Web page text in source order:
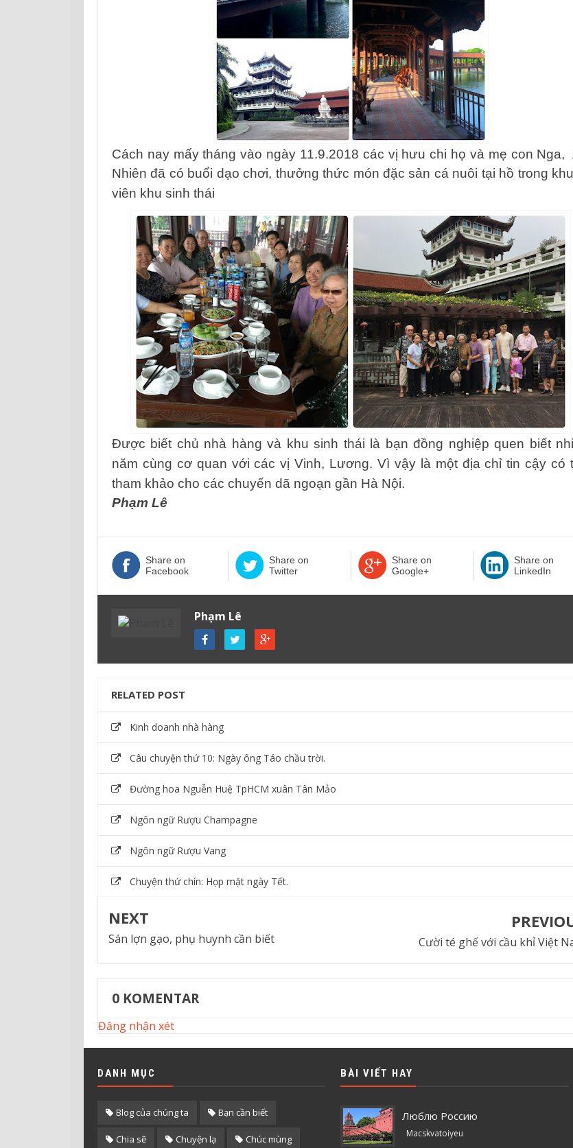
Cách nay mấy tháng vào ngày 11.9.2018 các vị hưu chi họ và mẹ con Nga,
Nhiên đã có buổi dạo chơi, thưởng thức món đặc sản cá nuôi tại hồ trong khu
viên khu sinh thái
Được biết chủ nhà hàng và khu sinh thái là bạn đồng nghiệp quen biết
năm cùng cơ quan với các vị Vinh, Lương. Vì vậy là một địa chỉ tin cậy có
tham khảo cho các chuyến dã ngoạn gần Hà Nội.
Phạm Lê
Share on
Facebook
Share on
Twitter
Share on
Google+
Share on
LinkedIn
Phạm Lê
RELATED POST
Kinh doanh nhà hàng
Câu chuyện thứ 10: Ngày ông Táo chầu trời.
Đường hoa Nguễn Huệ TpHCM xuân Tân Mảo
Ngôn ngữ Rượu Champagne
Ngôn ngữ Rượu Vang
Chuyện thứ chín: Họp mặt ngày Tết.
NEXT
Sán lợn gạo, phụ huynh cần biết Cười té ghế với cầu khỉ Việt
0 KOMENTAR
Đăng nhận xét
DANH MỤC
Blog của chúng ta Bạn cần biết
Chia sẽ Chuyện lạ Chúc mùng
BÀI VIẾT HAY
Люблю Россию
Macskvatoiyeu